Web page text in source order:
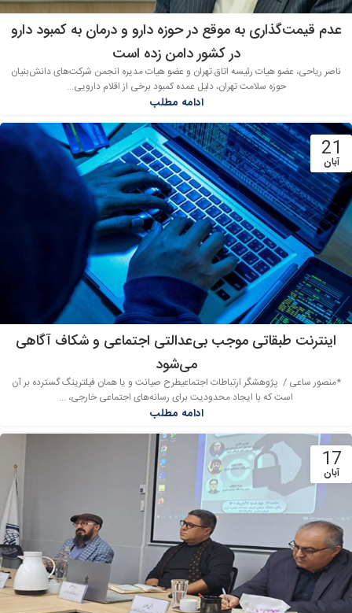
عدم قیمت‌گذاری به موقع در حوزه دارو و درمان به کمبود دارو
در کشور دامن زده است
ناصر ریاحی، عضو هیات رئیسه اتاق تهران و عضو هیات مدیره انجمن شرکت‌های دانش‌بنیان
حوزه سلامت تهران، دلیل عمده کمبود برخی از اقلام دارویی...
ادامه مطلب
21
آبان
اینترنت طبقاتی موجب بی‌عدالتی اجتماعی و شکاف آگاهی
می‌شود
*منصور ساعی / پژوهشگر ارتباطات اجتماعیطرح صیانت و یا همان فیلترینگ گسترده بر آن
است که با ایجاد محدودیت برای رسانه‌های اجتماعی خارجی، ...
ادامه مطلب
17
آبان